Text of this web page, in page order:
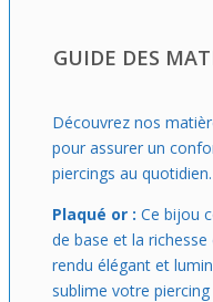
GUIDE DES
Découvrez nos
pour assurer un
piercings au quotidien.
Plaqué or : Ce bijou
de base et la richesse
rendu élégant et
sublime votre